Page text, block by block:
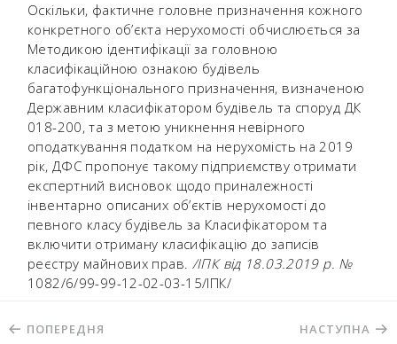
Оскільки, фактичне головне призначення кожного
конкретного об’єкта нерухомості обчислюється за
Методикою ідентифікації за головною
класифікаційною ознакою будівель
багатофункціонального призначення, визначеною
Державним класифікатором будівель та споруд ДК
018-200, та з метою уникнення невірного
оподаткування податком на нерухомість на 2019
рік, ДФС пропонує такому підприємству отримати
експертний висновок щодо приналежності
інвентарно описаних об’єктів нерухомості до
певного класу будівель за Класифікатором та
включити отриману класифікацію до записів
реєстру майнових прав. /ІПК від 18.03.2019 р. №
1082/6/99-99-12-02-03-15/ІПК/
ПОПЕРЕДНЯ НАСТУПНА